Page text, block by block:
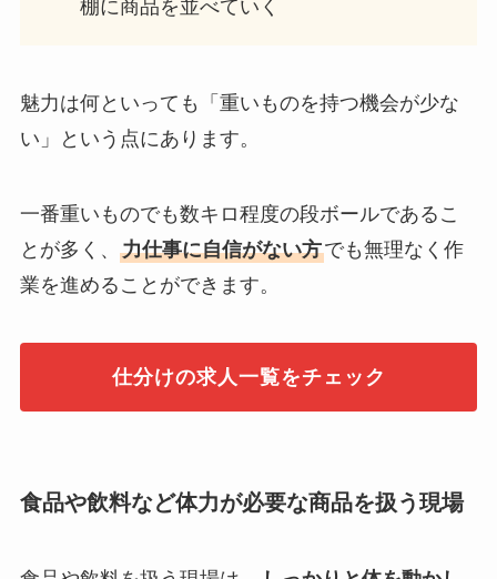
棚に商品を並べていく
魅力は何といっても「重いものを持つ機会が少な
い」という点にあります。
一番重いものでも数キロ程度の段ボールであるこ
とが多く、 力仕事に自信がない方でも無理なく作
業を進めることができます。
仕分けの求人一覧をチェック
食品や飲料など体力が必要な商品を扱う現場